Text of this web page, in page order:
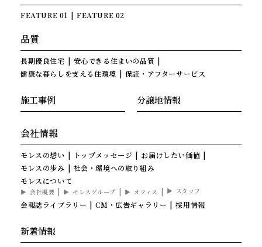
FEATURE 01 FEATURE 02
品質
長期優良住宅
安心できる住まいの品質
健康な暮らしを支える住環境
保証・アフターサービス
施工事例 分譲地情報
会社情報
モレスの想い トップメッセージ
お届けしたい価値
モレスの歩み
社会・環境への取り組み
モレスについて
会社概要 モレスグループ オフィス スタッフ
会報誌ライブラリー CM・広告ギャラリー 採用情報
新着情報